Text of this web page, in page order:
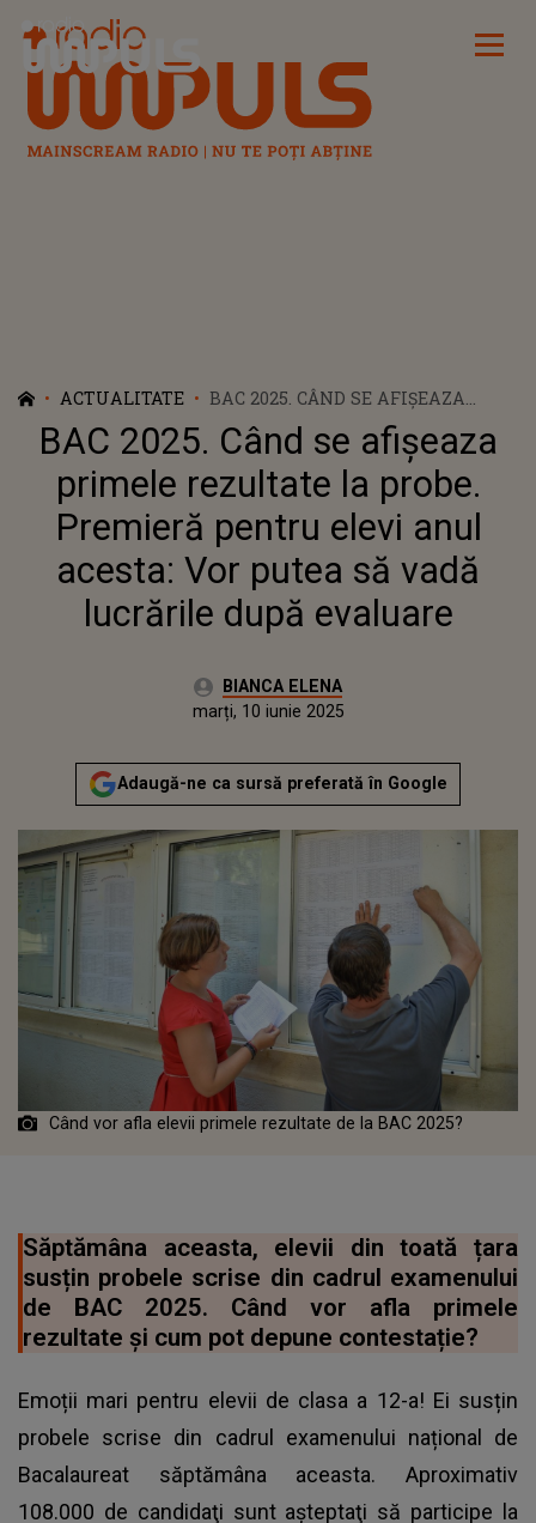
Radio Impuls
ACTUALITATE
BAC 2025. CÂND SE AFIȘEAZA
PRIMELE REZULTATE LA PROBE.
PREMIERĂ PENTRU ELEVI ANUL
ACESTA: VOR PUTEA SĂ VADĂ
LUCRĂRILE DUPĂ EVALUARE
BAC 2025. Când se afișeaza
primele rezultate la probe.
Premieră pentru elevi anul
acesta: Vor putea să vadă
lucrările după evaluare
Autor:BIANCA ELENA
Actualizat:
marți, 10 iunie 2025
Adaugă-ne ca sursă preferată în Google
Când vor afla elevii primele rezultate de la BAC 2025?
Săptămâna aceasta, elevii din toată țara
susțin probele scrise din cadrul examenului
de BAC 2025. Când vor afla primele
rezultate și cum pot depune contestație?
Emoții mari pentru elevii de clasa a 12-a! Ei susțin
probele scrise din cadrul examenului național de
Bacalaureat săptămâna aceasta. Aproximativ
108.000 de candidaţi sunt aşteptaţi să participe la